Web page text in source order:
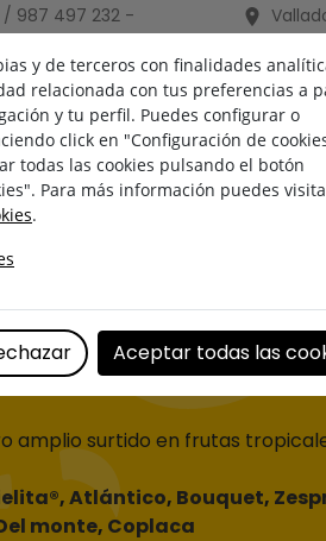
987 497 232 -
amplio surtido en frutas
,Atlántico, Bouquet,
monte, Coplaca
y de terceros con finalidades
relacionada con tus preferencias a
y tu perfil. Puedes configurar o
click en "Configuración de
todas las cookies pulsando el botón
Para más información puedes
.
Aceptar todas las